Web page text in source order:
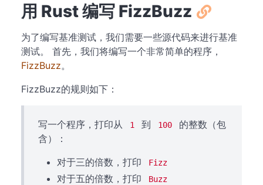
用 Rust 编写 FizzBuzz
为了编写基准测试，我们需要一些源代码来进行基准
测试。 首先，我们将编写一个非常简单的程序，
FizzBuzz。
FizzBuzz的规则如下：
写一个程序，打印从 1 到 100
的整数（包
含）：
对于三的倍数，打印
Fizz
对于五的倍数，打印 Buzz